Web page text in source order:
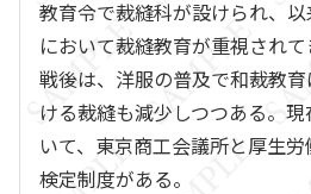
教育令で裁縫科が設けられ、
において裁縫教育が重視され
戦後は、洋服の普及で和裁教
ける裁縫も減少しつつある。
いて、東京商工会議所と厚生
検定制度がある。